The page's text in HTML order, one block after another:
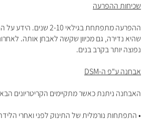
שכיחות ההפרעה
ההפרעה מתפתחת בגילאי 2-
שהיא נדירה, גם מכיוון שקשה לאבחן אותה.
נפוצה יותר בקרב בנים.
אבחנה ע"פ ה-DSM
האבחנה ניתנת כאשר מתקיימים הקריטריונים
• התפתחות נורמלית של התינוק לפני ואחרי